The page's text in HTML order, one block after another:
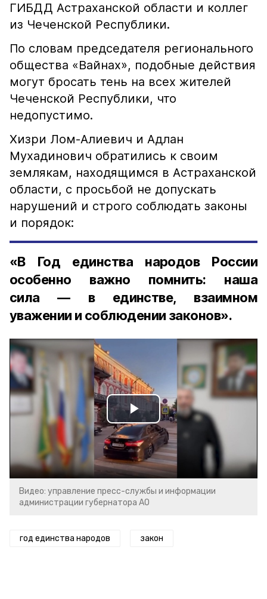
ГИБДД Астраханской области и коллег
из Чеченской Республики.
По словам председателя регионального
общества «Вайнах», подобные действия
могут бросать тень на всех жителей
Чеченской Республики, что
недопустимо.
Хизри Лом-Алиевич и Адлан
Мухадинович обратились к своим
землякам, находящимся в Астраханской
области, с просьбой не допускать
нарушений и строго соблюдать законы
и порядок:
«В Год единства народов России
особенно важно помнить: наша
сила — в единстве, взаимном
уважении и соблюдении законов».
Play
Video
Видео: управление пресс-службы и информации
администрации губернатора АО
год единства народов закон